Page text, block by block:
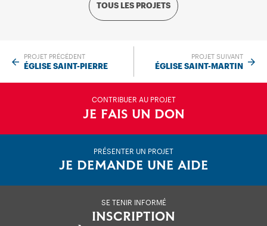
TOUS LES PROJETS
PROJET PRÉCÉDENT
ÉGLISE SAINT-PIERRE
PROJET SUIVANT
ÉGLISE SAINT-MARTIN
CONTRIBUER AU PROJET
JE FAIS UN DON
PRÉSENTER UN PROJET
JE DEMANDE UNE AIDE
SE TENIR INFORMÉ
INSCRIPTION